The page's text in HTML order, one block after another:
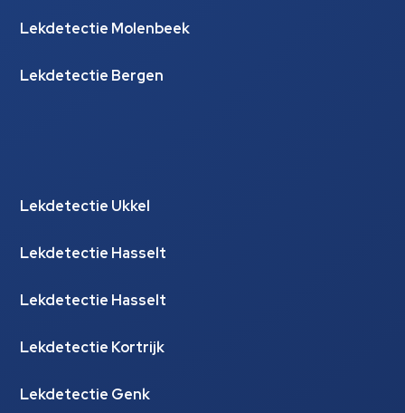
Lekdetectie Molenbeek
Lekdetectie Bergen
Lekdetectie Ukkel
Lekdetectie Hasselt
Lekdetectie Hasselt
Lekdetectie Kortrijk
Lekdetectie Genk